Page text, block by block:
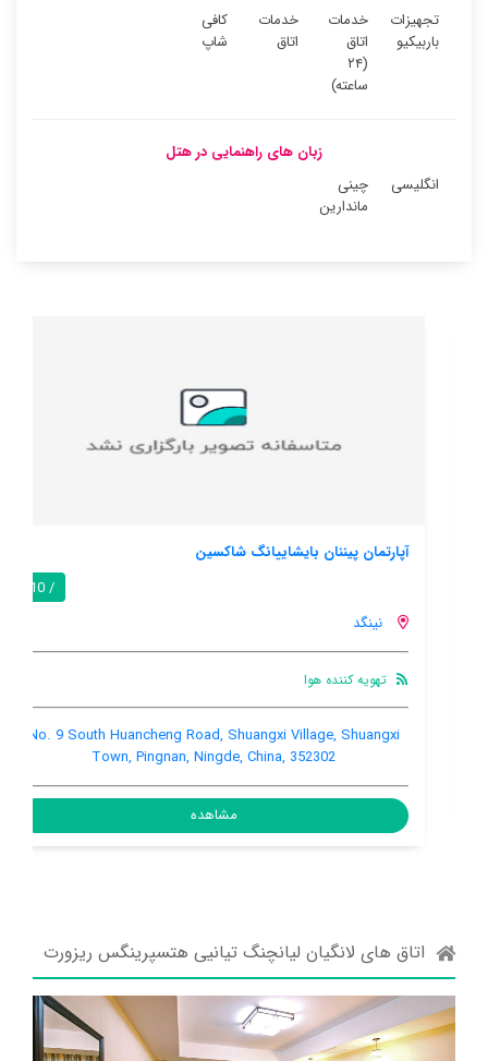
تجهیزات
باربیکیو
خدمات
اتاق
(۲۴
ساعته)
خدمات
اتاق
کافی
شاپ
زبان های راهنمایی در هتل
انگلیسی
چینی
ماندارین
آپارتمان پیننان بایشاییانگ شاکسین
نینگد
تهویه کننده هوا
No. 9 South Huancheng Road, Shuangxi Village, Shuangxi
Town, Pingnan, Ningde, China, 352302
مشاهده
اتاق های لانگیان لیانچنگ تیانیی هتسپرینگس ریزورت